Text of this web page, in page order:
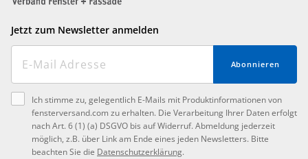
Jetzt zum Newsletter anmelden
Abonnieren
Ich stimme zu, gelegentlich E-Mails mit Produktinformationen von
fensterversand.com zu erhalten. Die Verarbeitung Ihrer Daten erfolgt
nach Art. 6 (1) (a) DSGVO bis auf Widerruf. Abmeldung jederzeit
möglich, z.B. über Link am Ende eines jeden Newsletters. Bitte
beachten Sie die Datenschutzerklärung.